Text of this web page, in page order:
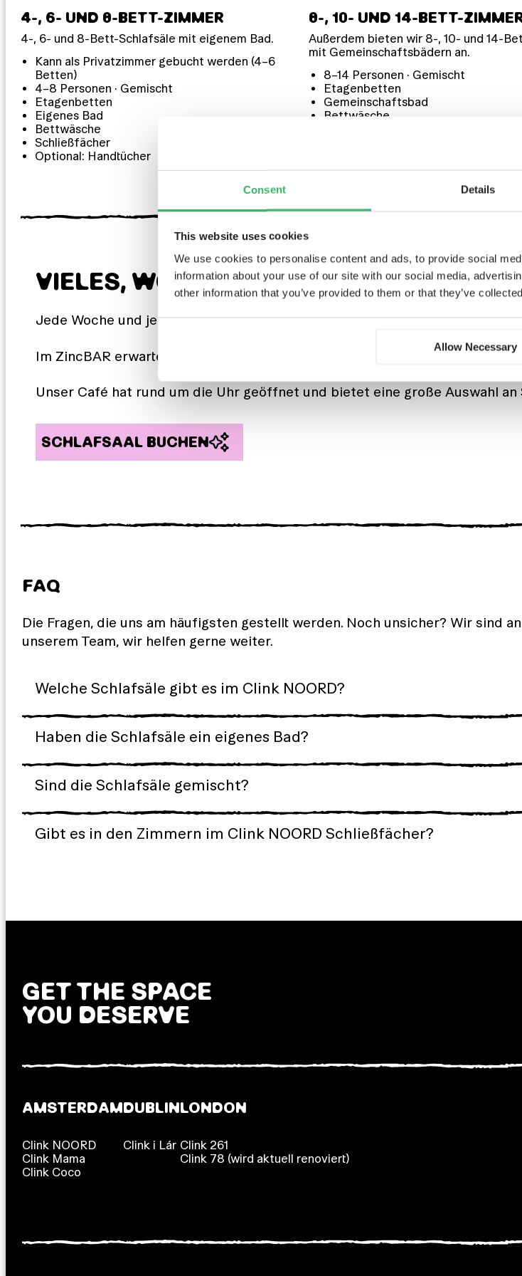
Consent Details
This website uses cookies
We use cookies to personalise content and ads, to provide social
information about your use of our site with our social media,
other information that you’ve provided to them or that they’ve
Allow Necessary
4-, 6- UND 8-BETT-ZIMMER
4-, 6- und 8-Bett-Schlafsäle mit eigenem Bad.
Kann als Privatzimmer gebucht werden (4–6
Betten)
4–8 Personen · Gemischt
Etagenbetten
Eigenes Bad
Bettwäsche
Schließfächer
Optional: Handtücher
8-, 10- UND 14-BETT-
Außerdem bieten wir 8-, 10- und 14-
mit Gemeinschaftsbädern an.
8–14 Personen · Gemischt
Etagenbetten
Gemeinschaftsbad
Bettwäsche
VIELES, WORAUF DU DICH FREUEN
Jede Woche und jeden Monat finden im Hostel Events statt, bei denen du
Im ZincBAR erwarten dich niederländische Biere, leckere Snacks und
Unser Café hat rund um die Uhr geöffnet und bietet eine große Auswahl an
SCHLAFSAAL BUCHEN
FAQ
Die Fragen, die uns am häufigsten gestellt werden. Noch unsicher? Wir sind
unserem Team, wir helfen gerne weiter.
Welche Schlafsäle gibt es im Clink NOORD?
Haben die Schlafsäle ein eigenes Bad?
Sind die Schlafsäle gemischt?
Gibt es in den Zimmern im Clink NOORD Schließfächer?
GET THE SPACE
YOU DESERVE
AMSTERDAM
Clink NOORD
Clink Mama
Clink Coco
DUBLIN
Clink i Lár
LONDON
Clink 261
Clink 78 (wird aktuell renoviert)